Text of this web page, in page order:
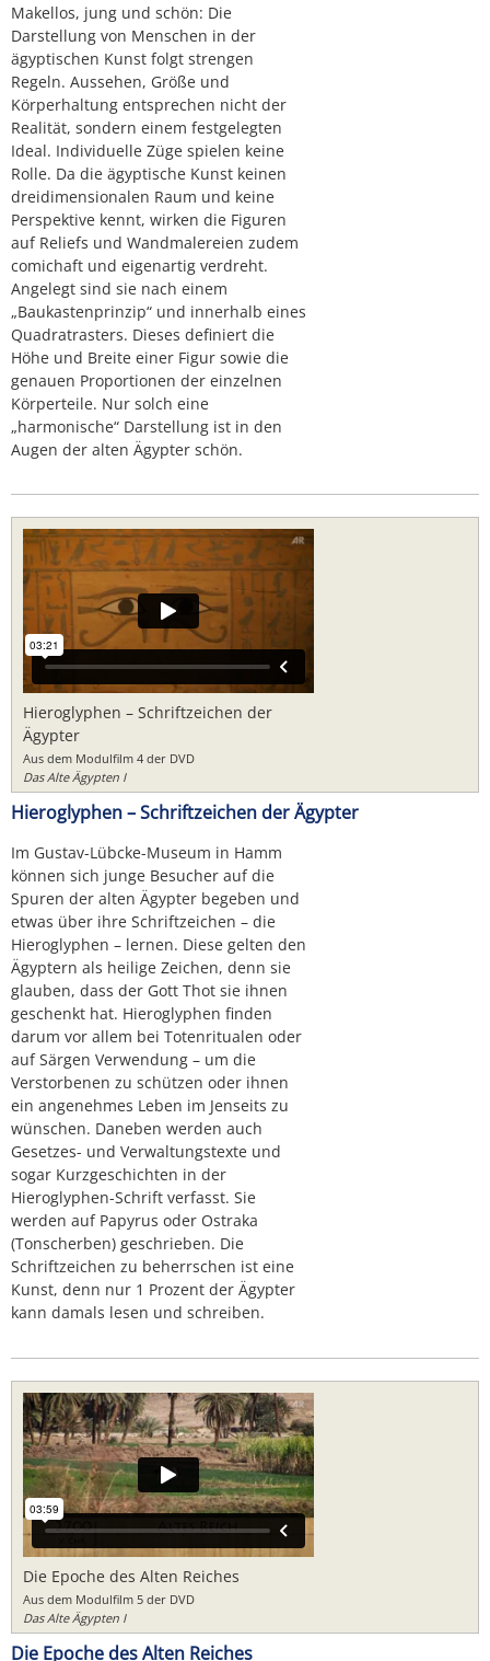
Makellos, jung und schön: Die
Darstellung von Menschen in der
ägyptischen Kunst folgt strengen
Regeln. Aussehen, Größe und
Körperhaltung entsprechen nicht der
Realität, sondern einem festgelegten
Ideal. Individuelle Züge spielen keine
Rolle. Da die ägyptische Kunst keinen
dreidimensionalen Raum und keine
Perspektive kennt, wirken die Figuren
auf Reliefs und Wandmalereien zudem
comichaft und eigenartig verdreht.
Angelegt sind sie nach einem
„Baukastenprinzip“ und innerhalb eines
Quadratrasters. Dieses definiert die
Höhe und Breite einer Figur sowie die
genauen Proportionen der einzelnen
Körperteile. Nur solch eine
„harmonische“ Darstellung ist in den
Augen der alten Ägypter schön.
Hieroglyphen – Schriftzeichen der
Ägypter
Aus dem Modulfilm 4 der DVD
Das Alte Ägypten I
Hieroglyphen – Schriftzeichen der Ägypter
Im Gustav-Lübcke-Museum in Hamm
können sich junge Besucher auf die
Spuren der alten Ägypter begeben und
etwas über ihre Schriftzeichen – die
Hieroglyphen – lernen. Diese gelten den
Ägyptern als heilige Zeichen, denn sie
glauben, dass der Gott Thot sie ihnen
geschenkt hat. Hieroglyphen finden
darum vor allem bei Totenritualen oder
auf Särgen Verwendung – um die
Verstorbenen zu schützen oder ihnen
ein angenehmes Leben im Jenseits zu
wünschen. Daneben werden auch
Gesetzes- und Verwaltungstexte und
sogar Kurzgeschichten in der
Hieroglyphen-Schrift verfasst. Sie
werden auf Papyrus oder Ostraka
(Tonscherben) geschrieben. Die
Schriftzeichen zu beherrschen ist eine
Kunst, denn nur 1 Prozent der Ägypter
kann damals lesen und schreiben.
Die Epoche des Alten Reiches
Aus dem Modulfilm 5 der DVD
Das Alte Ägypten I
Die Epoche des Alten Reiches